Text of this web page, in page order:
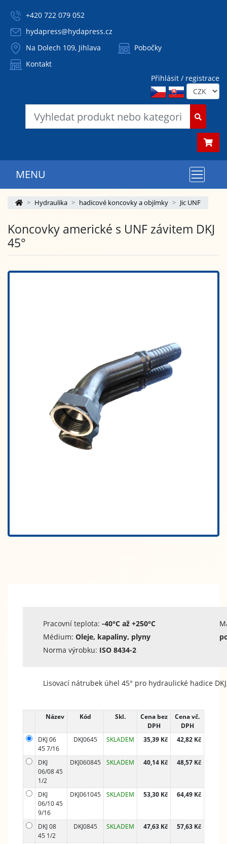
+420 722 079 052
hydapress@hydapress.cz
Na Dolech 109, Jihlava
Pobočky
Kontakt
Přihlásit / registrace
MENU
Hydraulika hadicové koncovky a objímky Jic UNF
Koncovky americké s UNF závitem DKJ
45°
Pracovní teplota: -40°C až +250°C
Médium: Oleje, kapaliny, plyny
Norma výrobku: ISO 8434-2
Lisovací nátrubek úhel 45° pro hydraulické hadice
Název Kód Skl.
Cena bez
DPH
Cena vč.
DPH
DKJ 06
45 7/16
DKJ0645 SKLADEM 35,39 Kč 42,82 Kč
DKJ
06/08 45
1/2
DKJ060845 SKLADEM 40,14 Kč 48,57 Kč
DKJ
06/10 45
9/16
DKJ061045 SKLADEM 53,30 Kč 64,49 Kč
DKJ 08
45 1/2
DKJ0845 SKLADEM 47,63 Kč 57,63 Kč